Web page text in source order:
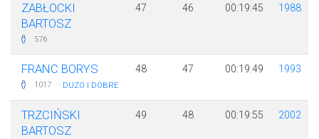
ZABŁOCKI
BARTOSZ
576
47 46 00:19:45 1988
FRANC BORYS
1017 · DUZO I DOBRE
48 47 00:19:49 1993
TRZCIŃSKI
BARTOSZ
49 48 00:19:55 2002